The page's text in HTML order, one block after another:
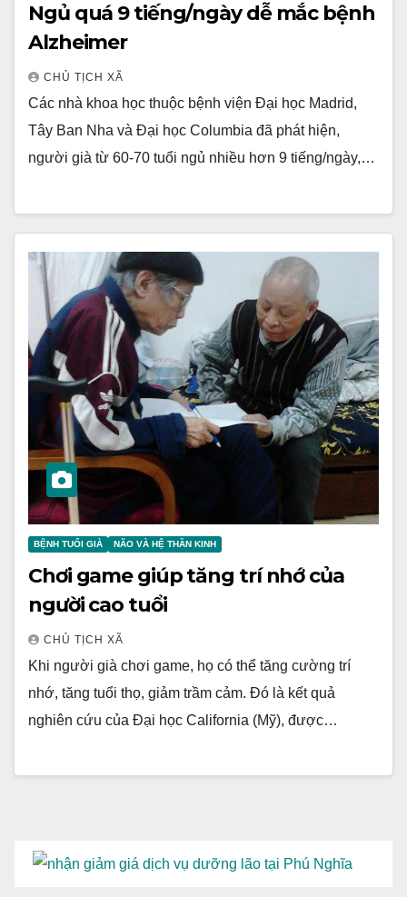
Ngủ quá 9 tiếng/ngày dễ mắc bệnh
Alzheimer
CHỦ TỊCH XÃ
Các nhà khoa học thuộc bệnh viện Đại học Madrid,
Tây Ban Nha và Đại học Columbia đã phát hiện,
người già từ 60-70 tuổi ngủ nhiều hơn 9 tiếng/ngày,…
BỆNH TUỔI GIÀ NÃO VÀ HỆ THẦN KINH
Chơi game giúp tăng trí nhớ của
người cao tuổi
CHỦ TỊCH XÃ
Khi người già chơi game, họ có thể tăng cường trí
nhớ, tăng tuổi thọ, giảm trầm cảm. Đó là kết quả
nghiên cứu của Đại học California (Mỹ), được…